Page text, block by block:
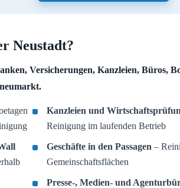
Neustadt?
Versicherungen, Kanzleien, Büros,
Kanzleien und
Reinigung im laufenden Betrieb
Geschäfte in den Passagen –
Gemeinschaftsflächen
Presse-, Medien- und